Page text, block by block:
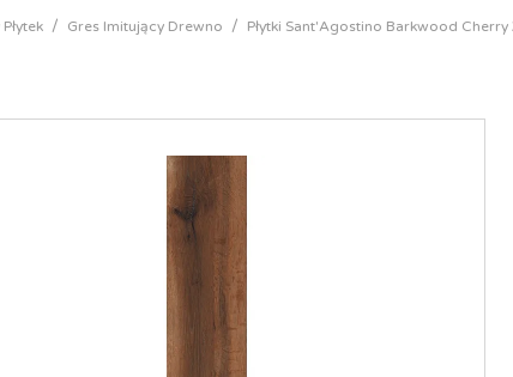
Gres Imitujący Drewno Płytki Sant'Agostino Barkwood